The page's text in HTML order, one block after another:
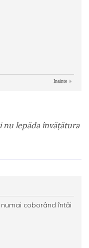
Inainte
nu lepăda învăţătura
coborând întâi